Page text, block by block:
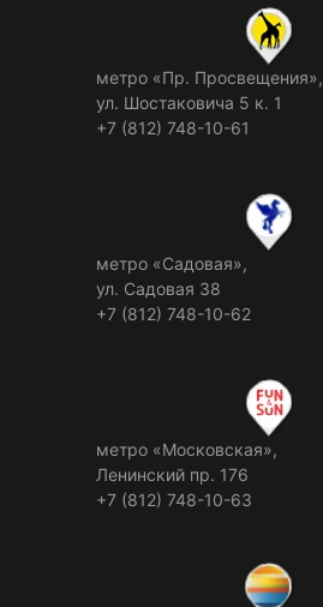
метро «Пр. Просвещения»,
ул. Шостаковича 5 к. 1
+7 (812) 748-10-61
метро «Садовая»,
ул. Садовая 38
+7 (812) 748-10-62
метро «Московская»,
Ленинский пр. 176
+7 (812) 748-10-63